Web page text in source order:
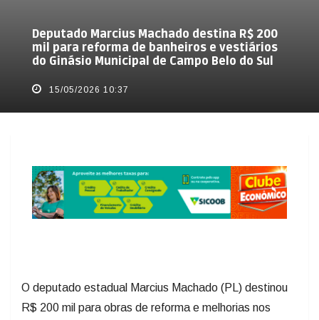
Deputado Marcius Machado destina R$ 200
mil para reforma de banheiros e vestiários
do Ginásio Municipal de Campo Belo do Sul
15/05/2026 10:37
O deputado estadual Marcius Machado (PL) destinou
R$ 200 mil para obras de reforma e melhorias nos